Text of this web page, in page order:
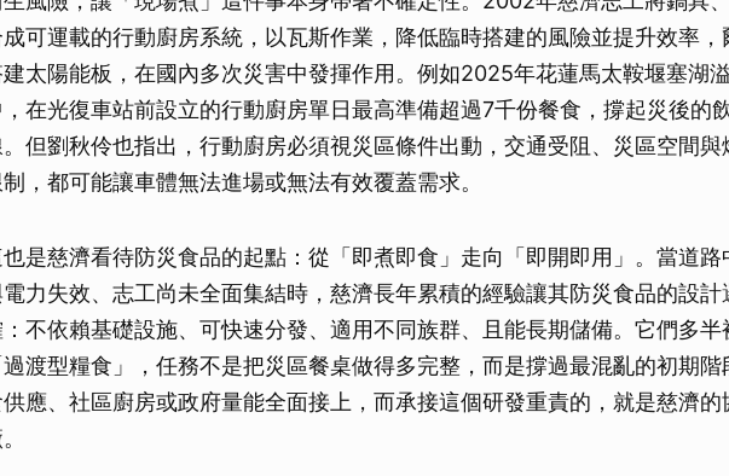
可運載的行動廚房系統，以瓦斯作業，降低臨時搭建的風險並提升效率，
太陽能板，在國內多次災害中發揮作用。例如2025年花蓮馬太鞍堰塞湖
，在光復車站前設立的行動廚房單日最高準備超過7千份餐食，撐起災後的
但劉秋伶也指出，行動廚房必須視災區條件出動，交通受阻、災區空間與
，都可能讓車體無法進場或無法有效覆蓋需求。
是慈濟看待防災食品的起點：從「即煮即食」走向「即開即用」。當道路
力失效、志工尚未全面集結時，慈濟長年累積的經驗讓其防災食品的設計
不依賴基礎設施、可快速分發、適用不同族群、且能長期儲備。它們多半
過渡型糧食」，任務不是把災區餐桌做得多完整，而是撐過最混亂的初期階
應、社區廚房或政府量能全面接上，而承接這個研發重責的，就是慈濟的